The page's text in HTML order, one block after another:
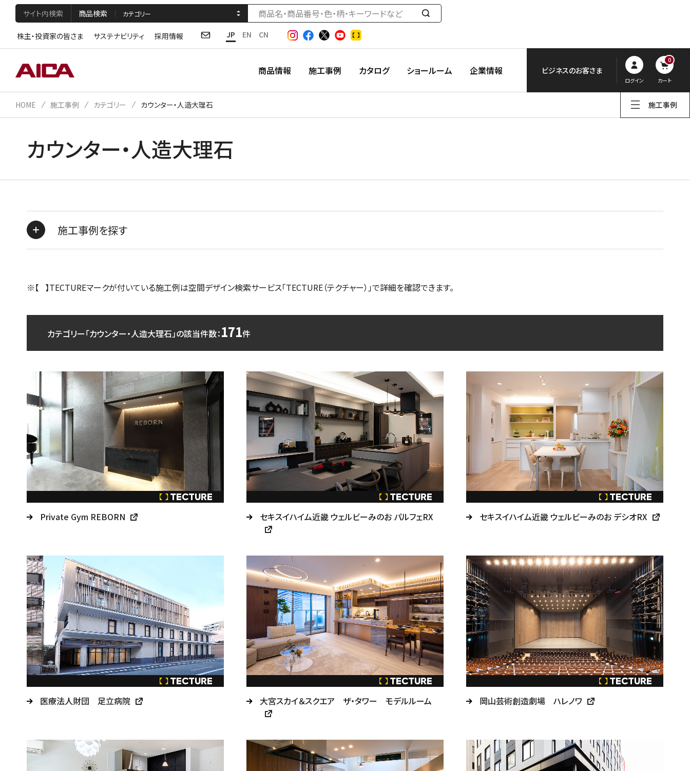
サイト内検索 商品検索
検
す
株主・投資家の皆さま サステナビリティ 採用情報 JP EN CN
商品情報 施工事例 カタログ ショールーム 企業情報 ビジネスのお客さま
ログイン
0
カート
施工事例
HOME 施工事例 カテゴリー カウンター・人造大理石
カウンター・人造大理石
施工事例を探す
※【 】TECTUREマークが付いている施工例は空間デザイン検索サービス「TECTURE（テクチャー）」で詳細を確認できます。
カテゴリー「カウンター・人造大理石」の該当件数：171件
Private Gym REBORN セキスイハイム近畿 ウェルビーみのお パルフェRX セキスイハイム近畿 ウェルビーみのお デシオRX
医療法人財団 足立病院 大宮スカイ＆スクエア ザ・タワー モデルルーム 岡山芸術創造劇場 ハレノワ